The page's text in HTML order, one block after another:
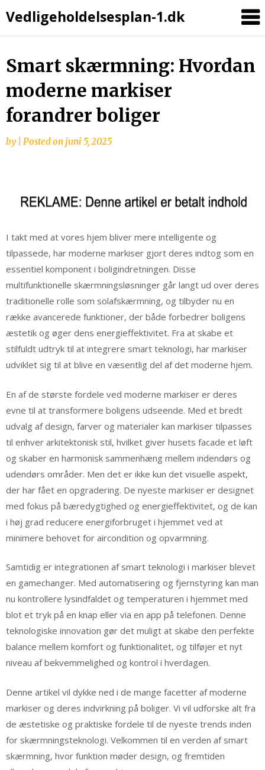
Vedligeholdelsesplan-1.dk
Skip
content
Smart skærmning: Hvordan
moderne markiser
forandrer boliger
by Posted on juni 5, 2025
I takt med at vores hjem bliver mere intelligente og
tilpassede, har moderne markiser gjort deres indtog som en
essentiel komponent i boligindretningen. Disse
multifunktionelle skærmningsløsninger går langt ud over deres
traditionelle rolle som solafskærmning, og tilbyder nu en
række avancerede funktioner, der både forbedrer boligens
æstetik og øger dens energieffektivitet. Fra at skabe et
stilfuldt udtryk til at integrere smart teknologi, har markiser
udviklet sig til at blive en væsentlig del af det moderne hjem.
En af de største fordele ved moderne markiser er deres
evne til at transformere boligens udseende. Med et bredt
udvalg af design, farver og materialer kan markiser tilpasses
til enhver arkitektonisk stil, hvilket giver husets facade et løft
og skaber en harmonisk sammenhæng mellem indendørs og
udendørs områder. Men det er ikke kun det visuelle aspekt,
der har fået en opgradering. De nyeste markiser er designet
med fokus på bæredygtighed og energieffektivitet, og de kan
i høj grad reducere energiforbruget i hjemmet ved at
minimere behovet for aircondition og opvarmning.
Samtidig er integrationen af smart teknologi i markiser blevet
en gamechanger. Med automatisering og fjernstyring kan man
nu kontrollere lysindfaldet og temperaturen i hjemmet med
blot et tryk på en knap eller via en app på telefonen. Denne
teknologiske innovation gør det muligt at skabe den perfekte
balance mellem komfort og funktionalitet, og tilføjer et nyt
niveau af bekvemmelighed og kontrol i hverdagen.
Denne artikel vil dykke ned i de mange facetter af moderne
markiser og deres indvirkning på boliger. Vi vil udforske alt fra
de æstetiske og praktiske fordele til de nyeste trends inden
for skærmningsteknologi. Velkommen til en verden af smart
skærmning, hvor funktion møder design, og fremtiden